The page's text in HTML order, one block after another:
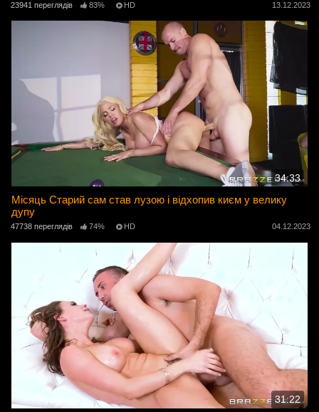
23941 переглядів 83% HD 13.12.2023
34:33
Місяць Старий сам став лузою і відхопив києм у велику
дупу
47738 переглядів 74% HD 04.12.2023
31:22